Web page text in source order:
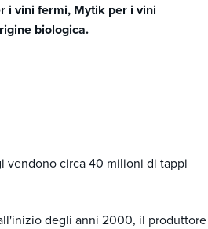
i vini fermi, Mytik per i vini
biologica.
vendono circa 40 milioni di tappi
degli anni 2000, il produttore